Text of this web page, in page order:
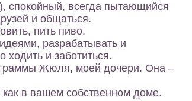
спокойный, всегда пытающийся
и общаться.
пить пиво.
разрабатывать и
и заботиться.
Жюля, моей дочери. Она –
в вашем собственном доме.